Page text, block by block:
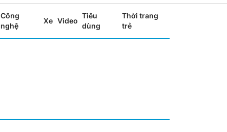
Công
nghệ
Xe Video
Tiêu
dùng
Thời trang
trẻ